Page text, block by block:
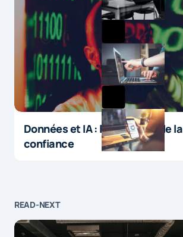
Données et IA : le paradoxe de la
confiance
READ-NEXT